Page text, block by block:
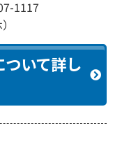
1117
いて詳し